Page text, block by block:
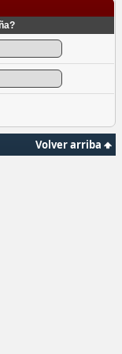
Volver arriba